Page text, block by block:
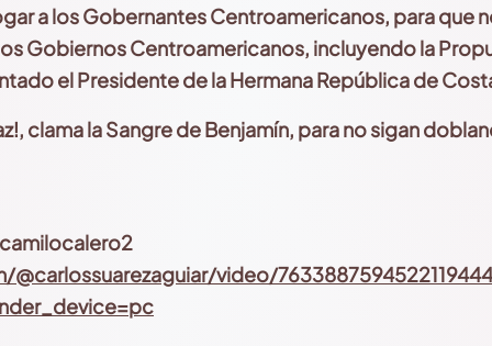
a los Gobernantes Centroamericanos, para que
Gobiernos Centroamericanos, incluyendo la
el Presidente de la Hermana República de
clama la Sangre de Benjamín, para no sigan
video/